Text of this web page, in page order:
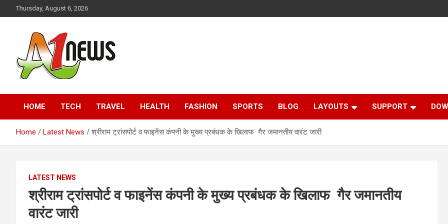
to
Thursday, August 6, 2026
A1news.in
HOME TECH TRAVEL HEALTH FASHION SPORTS BLOG LAYOUTS SUPPORT
Home Latest News श्रीराम ट्रांसपोर्ट व फाइनेंस कंपनी के मुख्य प्रबंधक के खिलाफ गैर जमानतीय वारंट जारी
LATEST NEWS
श्रीराम ट्रांसपोर्ट व फाइनेंस कंपनी के मुख्य प्रबंधक के खिलाफ गैर जमानतीय
वारंट जारी